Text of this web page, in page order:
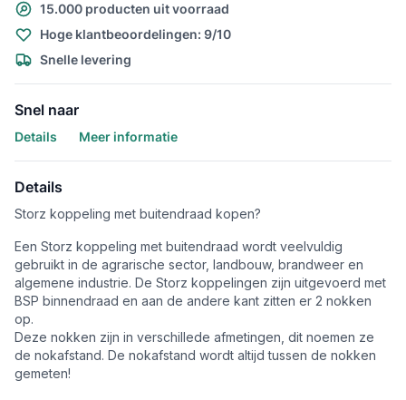
15.000 producten uit voorraad
Hoge klantbeoordelingen: 9/10
Snelle levering
Snel naar
Details Meer informatie
Details
Storz koppeling met buitendraad kopen?
Een Storz koppeling met buitendraad wordt veelvuldig
gebruikt in de agrarische sector, landbouw, brandweer en
algemene industrie. De Storz koppelingen zijn uitgevoerd met
BSP binnendraad en aan de andere kant zitten er 2 nokken
op.
Deze nokken zijn in verschillede afmetingen, dit noemen ze
de nokafstand. De nokafstand wordt altijd tussen de nokken
gemeten!